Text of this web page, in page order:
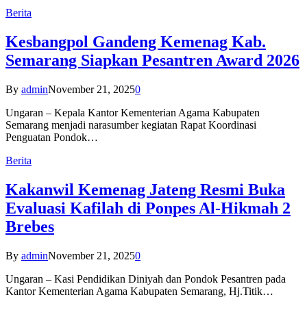
Berita
Kesbangpol Gandeng Kemenag Kab.
Semarang Siapkan Pesantren Award 2026
By adminNovember 21, 20250
Ungaran – Kepala Kantor Kementerian Agama Kabupaten
Semarang menjadi narasumber kegiatan Rapat Koordinasi
Penguatan Pondok…
Berita
Kakanwil Kemenag Jateng Resmi Buka
Evaluasi Kafilah di Ponpes Al-Hikmah 2
Brebes
By adminNovember 21, 20250
Ungaran – Kasi Pendidikan Diniyah dan Pondok Pesantren pada
Kantor Kementerian Agama Kabupaten Semarang, Hj.Titik…